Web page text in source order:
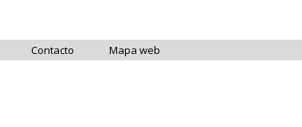
Contacto Mapa web